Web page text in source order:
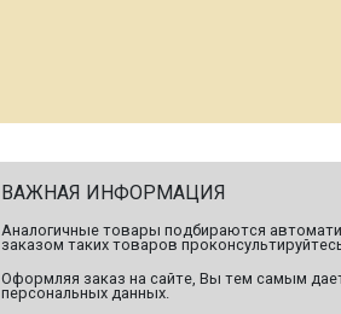
ВАЖНАЯ ИНФОРМАЦИЯ
Аналогичные товары подбираются
заказом таких товаров
Оформляя заказ на сайте, Вы тем самым
персональных данных.